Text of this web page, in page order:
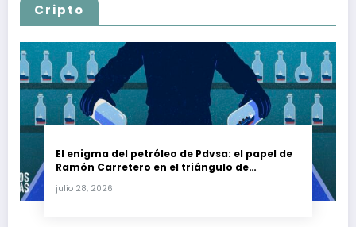
Cripto
El enigma del petróleo de Pdvsa: el papel de
Ramón Carretero en el triángulo de
julio 28, 2026